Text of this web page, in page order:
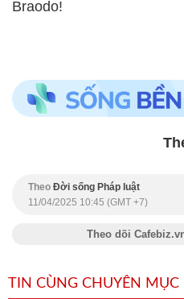
Braodo!
Theo Đời sống Pháp luật
11/04/2025 10:45 (GMT +7)
Theo dõi
TIN CÙNG CHUYÊN MỤC